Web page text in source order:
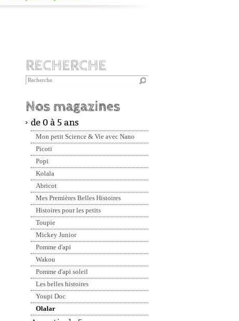
RECHERCHE
NAVIGATION
Nos magazines
de 0 à 5 ans
Mon petit Science & Vie avec Nano
Picoti
Popi
Kolala
Abricot
Mes Premières Belles Histoires
Histoires pour les petits
Toupie
Mickey Junior
Pomme d'api
Wakou
Pomme d'api soleil
Les belles histoires
Youpi Doc
Olalar